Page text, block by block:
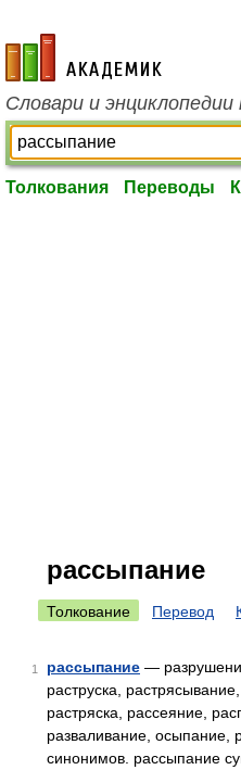
academic.ru
Словари и
Толкования Переводы
рассыпание
Толкование Перевод
1 рассыпание —
раструска,
растряска, рассеяние,
разваливание, осыпание,
синонимов. рассыпание